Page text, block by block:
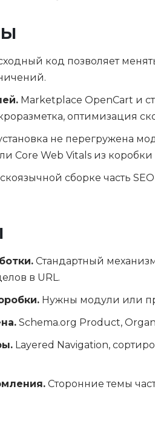
код позволяет
Marketplace OpenCart и
оптимизация
не перегружена
Core Web Vitals из коробки
сборке часть
Стандартный
в URL.
Нужны модули или
Schema.org Product,
Layered Navigation,
Сторонние темы